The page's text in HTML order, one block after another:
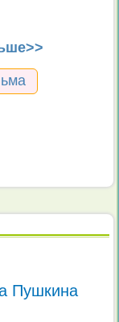
Пушкина